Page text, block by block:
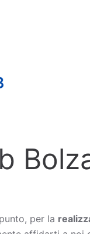
per la